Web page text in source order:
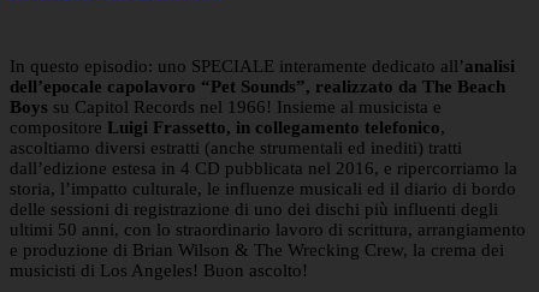
In questo episodio: uno SPECIALE interamente dedicato all’analisi
dell’epocale capolavoro “Pet Sounds”, realizzato da The Beach
Boys su Capitol Records nel 1966! Insieme al musicista e
compositore Luigi Frassetto, in collegamento telefonico,
ascoltiamo diversi estratti (anche strumentali ed inediti) tratti
dall’edizione estesa in 4 CD pubblicata nel 2016, e ripercorriamo la
storia, l’impatto culturale, le influenze musicali ed il diario di bordo
delle sessioni di registrazione di uno dei dischi più influenti degli
ultimi 50 anni, con lo straordinario lavoro di scrittura, arrangiamento
e produzione di Brian Wilson & The Wrecking Crew, la crema dei
musicisti di Los Angeles! Buon ascolto!